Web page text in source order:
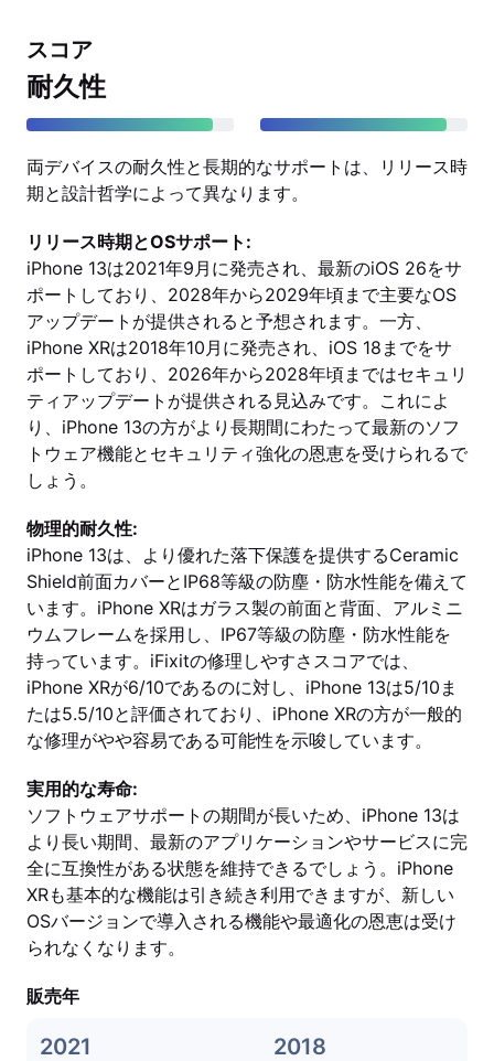
スコア
耐久性
両デバイスの耐久性と長期的なサポートは、リリース時
期と設計哲学によって異なります。
リリース時期とOSサポート:
iPhone 13は2021年9月に発売され、最新のiOS 26をサ
ポートしており、2028年から2029年頃まで主要なOS
アップデートが提供されると予想されます。一方、
iPhone XRは2018年10月に発売され、iOS 18までをサ
ポートしており、2026年から2028年頃まではセキュリ
ティアップデートが提供される見込みです。これによ
り、iPhone 13の方がより長期間にわたって最新のソフ
トウェア機能とセキュリティ強化の恩恵を受けられるで
しょう。
物理的耐久性:
iPhone 13は、より優れた落下保護を提供するCeramic
Shield前面カバーとIP68等級の防塵・防水性能を備えて
います。iPhone XRはガラス製の前面と背面、アルミニ
ウムフレームを採用し、IP67等級の防塵・防水性能を
持っています。iFixitの修理しやすさスコアでは、
iPhone XRが6/10であるのに対し、iPhone 13は5/10ま
たは5.5/10と評価されており、iPhone XRの方が一般的
な修理がやや容易である可能性を示唆しています。
実用的な寿命:
ソフトウェアサポートの期間が長いため、iPhone 13は
より長い期間、最新のアプリケーションやサービスに完
全に互換性がある状態を維持できるでしょう。iPhone
XRも基本的な機能は引き続き利用できますが、新しい
OSバージョンで導入される機能や最適化の恩恵は受け
られなくなります。
販売年
2021 2018